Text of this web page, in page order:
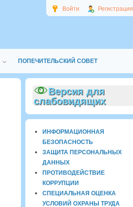
Войти Регистрация
ПОПЕЧИТЕЛЬСКИЙ СОВЕТ
Версия для
слабовидящих
ИНФОРМАЦИОННАЯ
БЕЗОПАСНОСТЬ
ЗАЩИТА ПЕРСОНАЛЬНЫХ
ДАННЫХ
ПРОТИВОДЕЙСТВИЕ
КОРРУПЦИИ
СПЕЦИАЛЬНАЯ ОЦЕНКА
УСЛОВИЙ ОХРАНЫ ТРУДА